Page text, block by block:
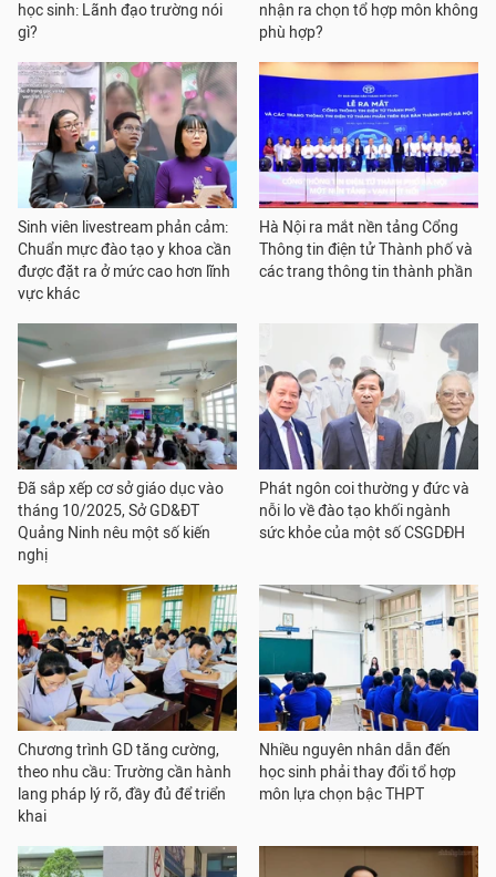
học sinh: Lãnh đạo trường nói
gì?
nhận ra chọn tổ hợp môn không
phù hợp?
Sinh viên livestream phản cảm:
Chuẩn mực đào tạo y khoa cần
được đặt ra ở mức cao hơn lĩnh
vực khác
Hà Nội ra mắt nền tảng Cổng
Thông tin điện tử Thành phố và
các trang thông tin thành phần
Đã sắp xếp cơ sở giáo dục vào
tháng 10/2025, Sở GD&ĐT
Quảng Ninh nêu một số kiến
nghị
Phát ngôn coi thường y đức và
nỗi lo về đào tạo khối ngành
sức khỏe của một số CSGDĐH
Chương trình GD tăng cường,
theo nhu cầu: Trường cần hành
lang pháp lý rõ, đầy đủ để triển
khai
Nhiều nguyên nhân dẫn đến
học sinh phải thay đổi tổ hợp
môn lựa chọn bậc THPT